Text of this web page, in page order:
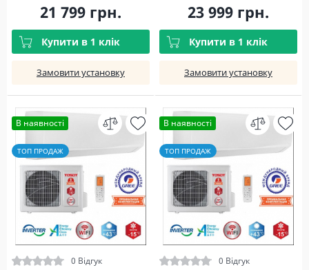
21 799 грн.
Купити в 1 клік
Замовити установку
23 999 грн.
Купити в 1 клік
Замовити установку
В наявності
ТОП ПРОДАЖ
0 Відгук
В наявності
ТОП ПРОДАЖ
0 Відгук